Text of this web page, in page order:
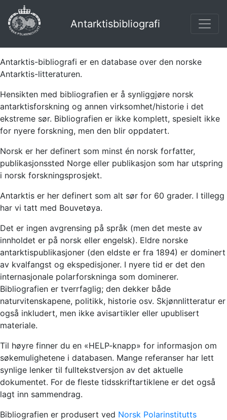
Antarktisbibliografi
Antarktis-bibliografi er en database over den norske
Antarktis-litteraturen.
Hensikten med bibliografien er å synliggjøre norsk
antarktisforskning og annen virksomhet/historie i det
ekstreme sør. Bibliografien er ikke komplett, spesielt ikke
for nyere forskning, men den blir oppdatert.
Norsk er her definert som minst én norsk forfatter,
publikasjonssted Norge eller publikasjon som har utspring
i norsk forskningsprosjekt.
Antarktis er her definert som alt sør for 60 grader. I tillegg
har vi tatt med Bouvetøya.
Det er ingen avgrensing på språk (men det meste av
innholdet er på norsk eller engelsk). Eldre norske
antarktispublikasjoner (den eldste er fra 1894) er dominert
av kvalfangst og ekspedisjoner. I nyere tid er det den
internasjonale polarforskninga som dominerer.
Bibliografien er tverrfaglig; den dekker både
naturvitenskapene, politikk, historie osv. Skjønnlitteratur er
også inkludert, men ikke avisartikler eller upublisert
materiale.
Til høyre finner du en «HELP-knapp» for informasjon om
søkemulighetene i databasen. Mange referanser har lett
synlige lenker til fulltekstversjon av det aktuelle
dokumentet. For de fleste tidsskriftartiklene er det også
lagt inn sammendrag.
Bibliografien er produsert ved Norsk Polarinstitutts